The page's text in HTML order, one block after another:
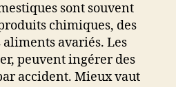
sont souvent
chimiques, des
avariés. Les
peuvent ingérer des
accident. Mieux vaut